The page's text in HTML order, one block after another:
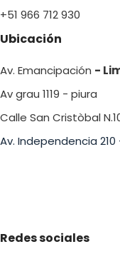
+51 966 712 930
Ubicación
Av. Emancipación -
Av grau 1119 - piura
Calle San Cristòbal
Av. Independencia
Redes sociales